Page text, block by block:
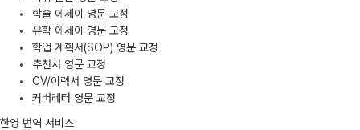
학술 에세이 영문 교정
유학 에세이 영문 교정
학업 계획서(SOP) 영문 교정
추천서 영문 교정
CV/이력서 영문 교정
커버레터 영문 교정
한영 번역 서비스